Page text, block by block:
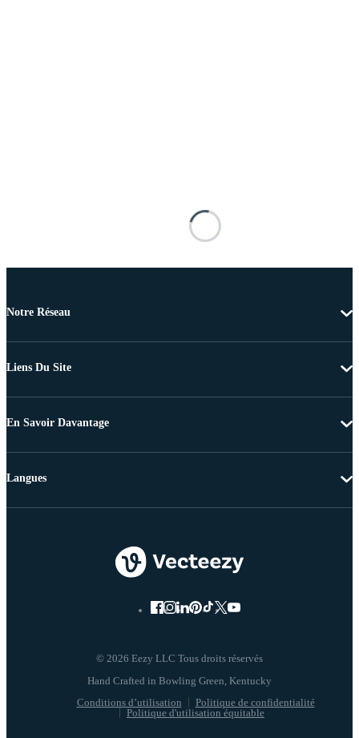
Notre Réseau
Liens Du Site
En Savoir Davantage
© 2026 Eezy LLC Tous droits réservés
Conditions d’utilisation
Politique de confidentialité
Politique d'utilisation équitable
Langues